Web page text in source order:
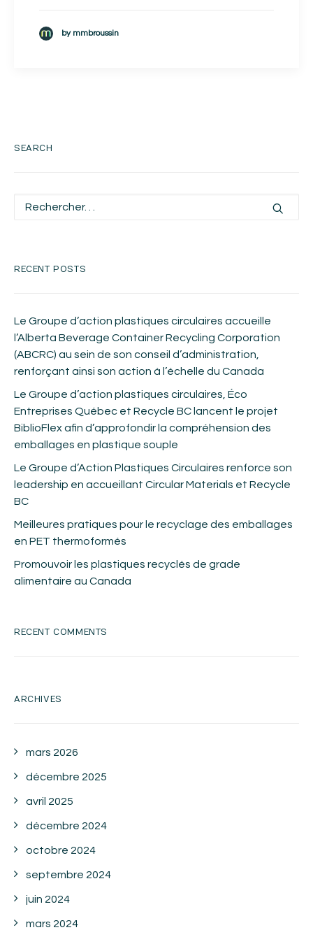
by mmbroussin
SEARCH
RECENT POSTS
Le Groupe d’action plastiques circulaires accueille
l’Alberta Beverage Container Recycling Corporation
(ABCRC) au sein de son conseil d’administration,
renforçant ainsi son action à l’échelle du Canada
Le Groupe d’action plastiques circulaires, Éco
Entreprises Québec et Recycle BC lancent le projet
BiblioFlex afin d’approfondir la compréhension des
emballages en plastique souple
Le Groupe d’Action Plastiques Circulaires renforce son
leadership en accueillant Circular Materials et Recycle
BC
Meilleures pratiques pour le recyclage des emballages
en PET thermoformés
Promouvoir les plastiques recyclés de grade
alimentaire au Canada
RECENT COMMENTS
ARCHIVES
mars 2026
décembre 2025
avril 2025
décembre 2024
octobre 2024
septembre 2024
juin 2024
mars 2024